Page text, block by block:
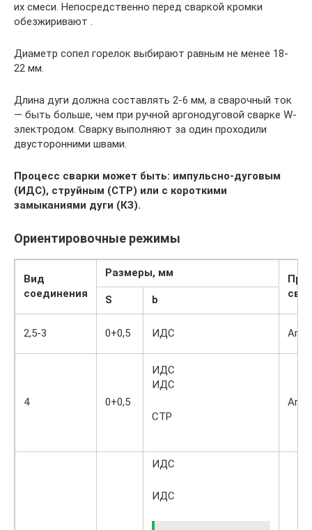
их смеси. Непосредственно перед сваркой кромки
обезжиривают .
Диаметр сопел горелок выбирают равным не менее 18-
22 мм.
Длина дуги должна составлять 2-6 мм, а сварочный ток
— быть больше, чем при ручной аргонодуговой сварке W-
электродом. Сварку выполняют за один проходили
двусторонними швами.
Процесс сварки может быть: импульсно-дуговым
(ИДС), струйным (СТР) или с короткими
замыканиями дуги (КЗ).
Ориентировочные режимы
Вид
соединения
Размеры, мм
S b
2,5-3 0+0,5 ИДС Ar
4 0+0,5
ИДС
ИДС
СТР
Ar
ИДС
ИДС